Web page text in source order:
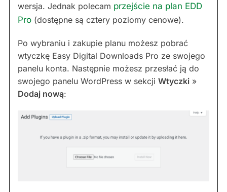
wersja. Jednak polecam przejście na plan EDD
Pro (dostępne są cztery poziomy cenowe).
Po wybraniu i zakupie planu możesz pobrać
wtyczkę Easy Digital Downloads Pro ze swojego
panelu konta. Następnie możesz przesłać ją do
swojego panelu WordPress w sekcji Wtyczki »
Dodaj nową: